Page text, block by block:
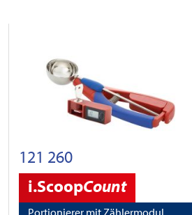
121 260
i.ScoopCount